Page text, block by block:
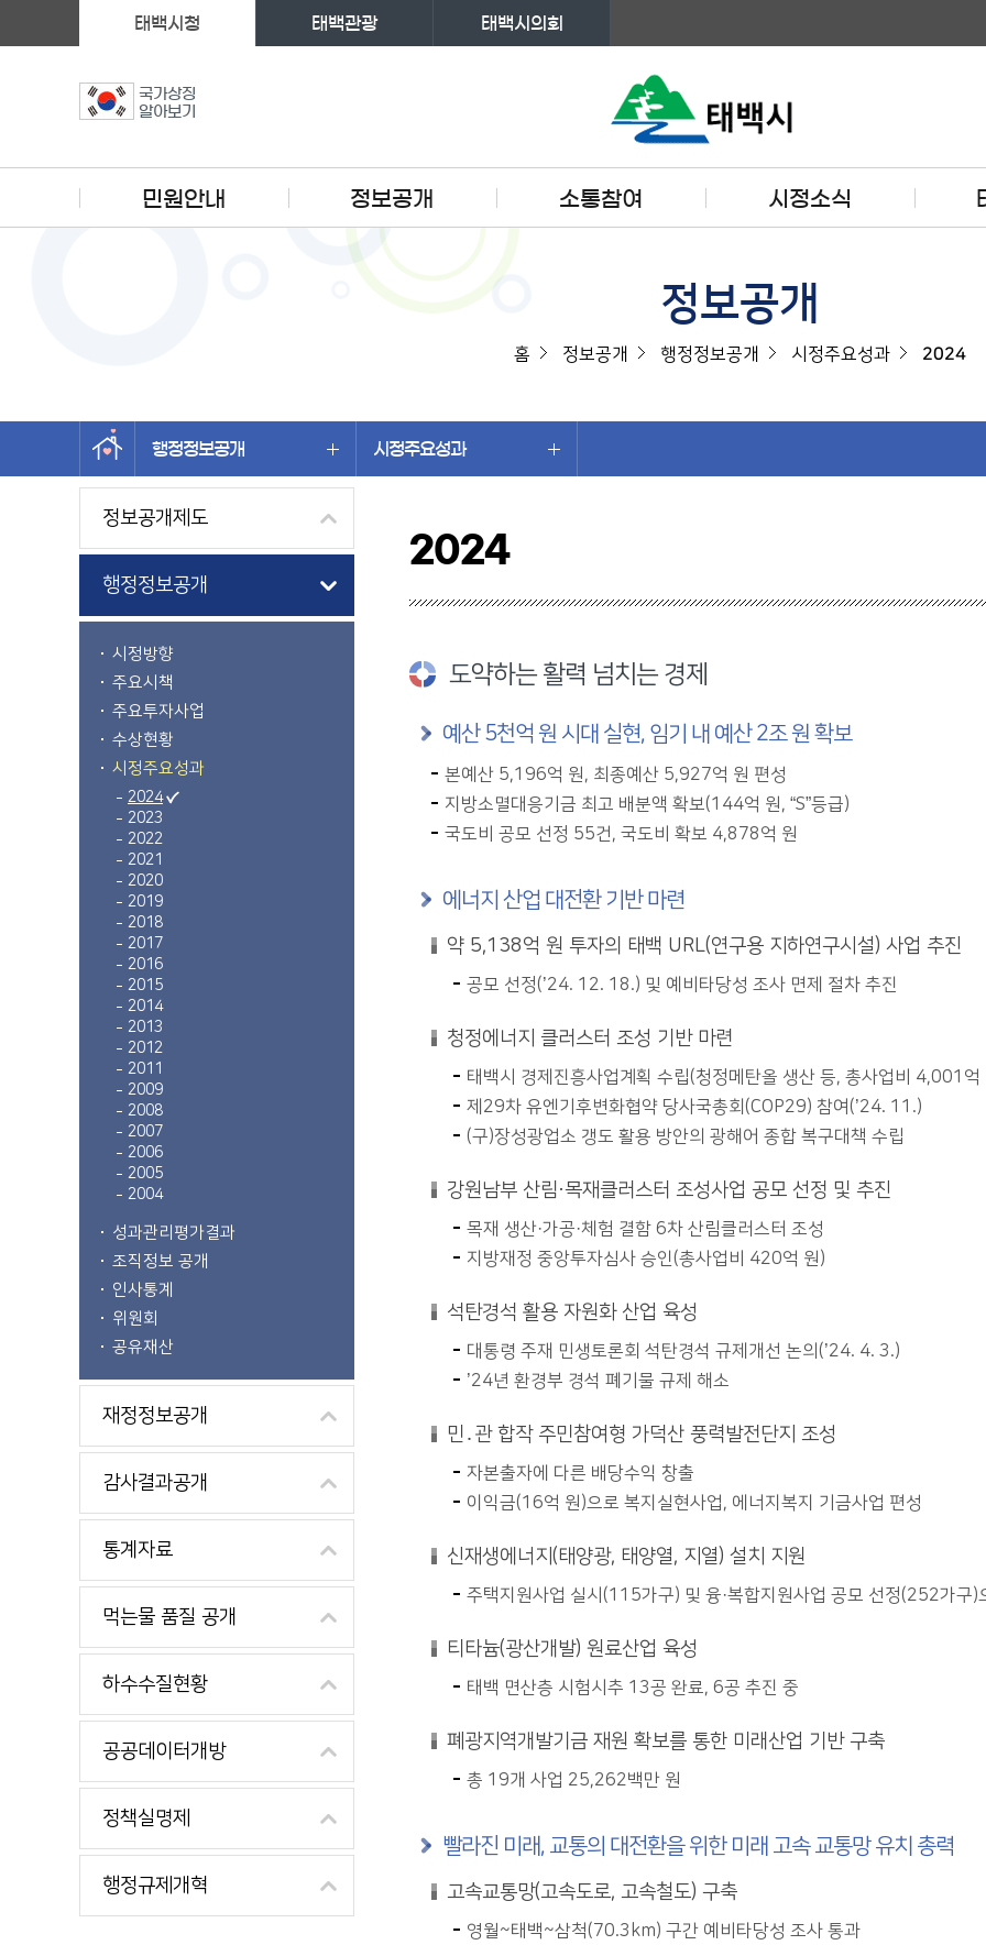
국가상징
알아보기
태백시청 태백관광 태백시의회
민원안내 정보공개 소통참여 시정소식
정보공개
홈 정보공개 행정정보공개 시정주요성과 2024
행정정보공개 시정주요성과
왼쪽메뉴
정보공개제도
행정정보공개
시정방향
주요시책
주요투자사업
수상현황
시정주요성과
2024
2023
2022
2021
2020
2019
2018
2017
2016
2015
2014
2013
2012
2011
2009
2008
2007
2006
2005
2004
성과관리평가결과
조직정보 공개
인사통계
위원회
공유재산
재정정보공개
감사결과공개
통계자료
먹는물 품질 공개
하수수질현황
공공데이터개방
정책실명제
행정규제개혁
2024
도약하는 활력 넘치는 경제
예산 5천억 원 시대 실현, 임기 내 예산 2조 원 확보
본예산 5,196억 원, 최종예산 5,927억 원 편성
지방소멸대응기금 최고 배분액 확보(144억 원, “S”등급)
국도비 공모 선정 55건, 국도비 확보 4,878억 원
에너지 산업 대전환 기반 마련
약 5,138억 원 투자의 태백 URL(연구용 지하연구시설) 사업 추진
공모 선정(’24. 12. 18.) 및 예비타당성 조사 면제 절차 추진
청정에너지 클러스터 조성 기반 마련
태백시 경제진흥사업계획 수립(청정메탄올 생산 등, 총사업비 4,001억
제29차 유엔기후변화협약 당사국총회(COP29) 참여(’24. 11.)
(구)장성광업소 갱도 활용 방안의 광해어 종합 복구대책 수립
강원남부 산림·목재클러스터 조성사업 공모 선정 및 추진
목재 생산·가공·체험 결함 6차 산림클러스터 조성
지방재정 중앙투자심사 승인(총사업비 420억 원)
석탄경석 활용 자원화 산업 육성
대통령 주재 민생토론회 석탄경석 규제개선 논의(’24. 4. 3.)
’24년 환경부 경석 폐기물 규제 해소
민․관 합작 주민참여형 가덕산 풍력발전단지 조성
자본출자에 다른 배당수익 창출
이익금(16억 원)으로 복지실현사업, 에너지복지 기금사업 편성
신재생에너지(태양광, 태양열, 지열) 설치 지원
주택지원사업 실시(115가구) 및 융·복합지원사업 공모 선정(252가구)
티타늄(광산개발) 원료산업 육성
태백 면산층 시험시추 13공 완료, 6공 추진 중
폐광지역개발기금 재원 확보를 통한 미래산업 기반 구축
총 19개 사업 25,262백만 원
빨라진 미래, 교통의 대전환을 위한 미래 고속 교통망 유치 총력
고속교통망(고속도로, 고속철도) 구축
영월~태백~삼척(70.3km) 구간 예비타당성 조사 통과